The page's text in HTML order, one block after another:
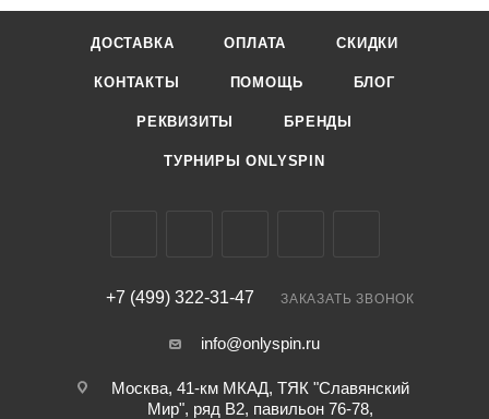
ДОСТАВКА ОПЛАТА СКИДКИ
КОНТАКТЫ ПОМОЩЬ БЛОГ
РЕКВИЗИТЫ БРЕНДЫ
ТУРНИРЫ ONLYSPIN
+7 (499) 322-31-47 ЗАКАЗАТЬ ЗВОНОК
info@onlyspin.ru
Москва, 41-км МКАД, ТЯК "Славянский
Мир", ряд В2, павильон 76-78,